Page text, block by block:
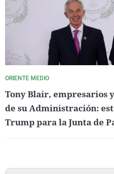
ORIENTE MEDIO
Tony Blair, empresarios
de su Administración:
Trump para la Junta de